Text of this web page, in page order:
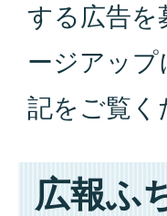
する広告を
ージアッ
記をご覧く
広報ふ